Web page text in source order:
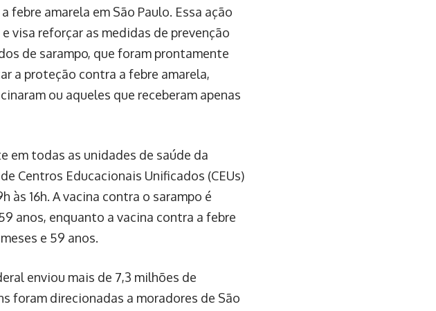
febre amarela em São Paulo. Essa ação
visa reforçar as medidas de prevenção
de sarampo, que foram prontamente
a proteção contra a febre amarela,
ou aqueles que receberam apenas
em todas as unidades de saúde da
Centros Educacionais Unificados (CEUs)
16h. A vacina contra o sarampo é
anos, enquanto a vacina contra a febre
e 59 anos.
enviou mais de 7,3 milhões de
foram direcionadas a moradores de São